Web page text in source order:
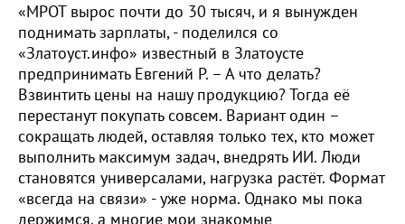
«МРОТ вырос почти до 30 тысяч, и я вынужден
поднимать зарплаты, - поделился со
«Златоуст.инфо» известный в Златоусте
предпринимать Евгений Р. – А что делать?
Взвинтить цены на нашу продукцию? Тогда её
перестанут покупать совсем. Вариант один –
сокращать людей, оставляя только тех, кто может
выполнить максимум задач, внедрять ИИ. Люди
становятся универсалами, нагрузка растёт. Формат
«всегда на связи» - уже норма. Однако мы пока
держимся, а многие мои знакомые